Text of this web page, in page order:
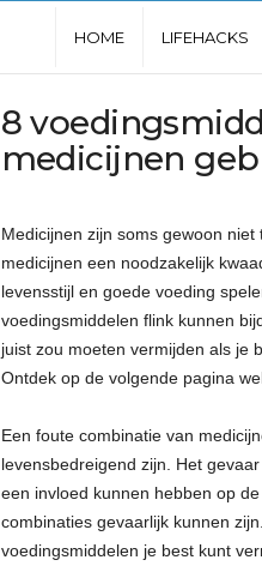
u
s
t
e
HOME LIFEHACKS
8
medicijnen
Medicijnen zijn soms gewoon
medicijnen een noodzakelijk
levensstijl en goede voeding
voedingsmiddelen flink kunnen
juist zou moeten vermijden als je
Ontdek op de volgende pagina
Een foute combinatie van
levensbedreigend zijn. Het
een invloed kunnen hebben op
combinaties gevaarlijk kunnen
voedingsmiddelen je best kunt